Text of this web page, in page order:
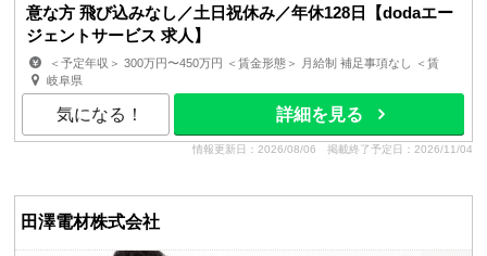
意な方 飛び込みなし／土日祝休み／年休128日【dodaエー
ジェントサービス 求人】
＜予定年収＞ 300万円〜450万円 ＜賃金形態＞ 月給制 補足事項なし ＜賃
金内訳＞ 月額（基本給）：176,200円〜215,800円 ...
岐阜県
気になる！ 詳細を見る
情報更新日：2026/08/06 掲載終了予定日：2026/11/04
田澤電材株式会社